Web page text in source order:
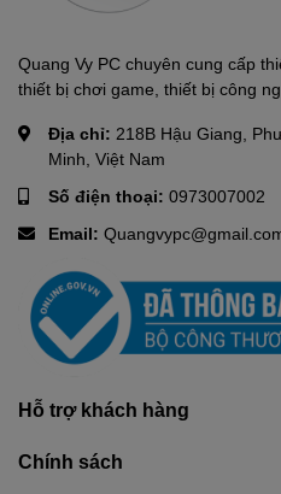
Quang Vy PC chuyên cung cấp
thiết bị chơi game, thiết bị công
Địa chỉ: 218B Hậu Giang,
Minh, Việt Nam
Số điện thoại: 0973007002
Email:
Hỗ trợ khách hàng
Chính sách